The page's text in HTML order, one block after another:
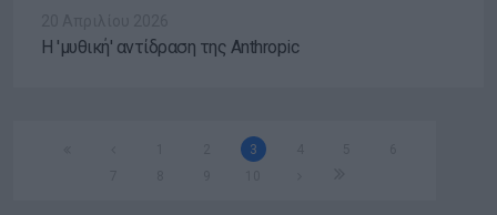
Η 'μυθική' αντίδραση της Anthropic
3